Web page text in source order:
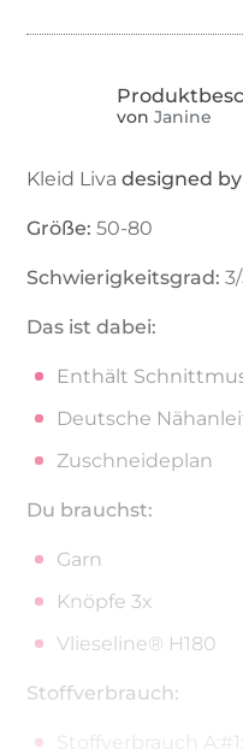
von Janine
Kleid Livadesigned
Größe: 50-80
Schwierigkeitsgrad:
Das ist dabei:
Enthält
Deutsche
Zuschneideplan
Du brauchst:
Garn
Knöpfe 3x
Vlieseline® H180
Stoffverbrauch:
Stoffverbrauch